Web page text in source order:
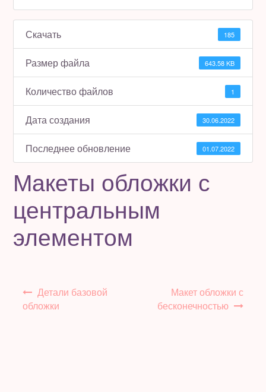
Порция вдохновения
Отзывы
Скачать 185
Размер файла 643.58 KB
Количество файлов 1
Дата создания 30.06.2022
Последнее обновление 01.07.2022
Макеты обложки с
центральным
элементом
Навигация
записям
Детали базовой
обложки
Макет обложки с
бесконечностью